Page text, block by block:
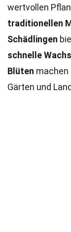
wertvollen
traditionellen
Schädlingen
schnelle
Blüten machen
Gärten und